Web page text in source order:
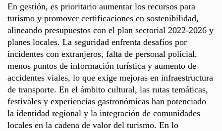
En gestión, es prioritario aumentar los recursos para
turismo y promover certificaciones en sostenibilidad,
alineando presupuestos con el plan sectorial 2022-2026 y
planes locales. La seguridad enfrenta desafíos por
incidentes con extranjeros, falta de personal policial,
menos puntos de información turística y aumento de
accidentes viales, lo que exige mejoras en infraestructura
de transporte. En el ámbito cultural, las rutas temáticas,
festivales y experiencias gastronómicas han potenciado
la identidad regional y la integración de comunidades
locales en la cadena de valor del turismo. En lo